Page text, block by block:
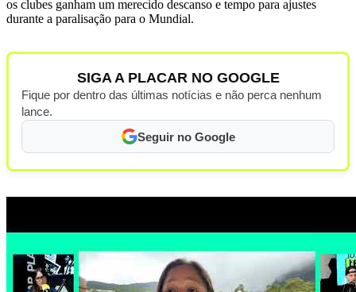
os clubes ganham um merecido descanso e tempo para ajustes
durante a paralisação para o Mundial.
SIGA A PLACAR NO GOOGLE
Fique por dentro das últimas notícias e não perca nenhum
lance.
Seguir no Google